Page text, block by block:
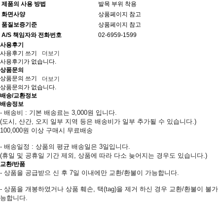
제품의 사용 방법
발목 부위 착용
화면사양
상품페이지 참고
품질보증기준
상품페이지 참고
A/S 책임자와 전화번호
02-6959-1599
사용후기
사용후기 쓰기
더보기
사용후기가 없습니다.
상품문의
상품문의 쓰기
더보기
상품문의가 없습니다.
배송/교환정보
배송정보
- 배송비 : 기본 배송료는 3,000원 입니다.
(도시, 산간, 오지 일부 지역 등은 배송비가 일부 추가될 수 있습니다.)
100,000원 이상 구매시 무료배송
- 배송일정 : 상품의 평균 배송일은 3일입니다.
(휴일 및 공휴일 기간 제외, 상품에 따라 다소 늦어지는 경우도 있습니다.)
교환/반품
- 상품을 공급받으 신 후 7일 이내에만 교환/환불이 가능합니다.
- 상품을 개봉하였거나 상품 훼손, 택(tag)을 제거 하신 경우 교환/환불이 불가
능합니다.